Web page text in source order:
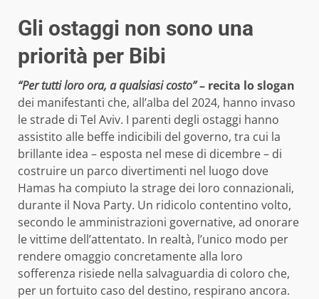
Gli ostaggi non sono una
priorità per Bibi
“Per tutti loro ora, a qualsiasi costo”– recita lo slogan
dei manifestanti che, all’alba del 2024, hanno invaso
le strade di Tel Aviv. I parenti degli ostaggi hanno
assistito alle beffe indicibili del governo, tra cui la
brillante idea – esposta nel mese di dicembre – di
costruire un parco divertimenti nel luogo dove
Hamas ha compiuto la strage dei loro connazionali,
durante il Nova Party. Un ridicolo contentino volto,
secondo le amministrazioni governative, ad onorare
le vittime dell’attentato. In realtà, l’unico modo per
rendere omaggio concretamente alla loro
sofferenza risiede nella salvaguardia di coloro che,
per un fortuito caso del destino, respirano ancora.